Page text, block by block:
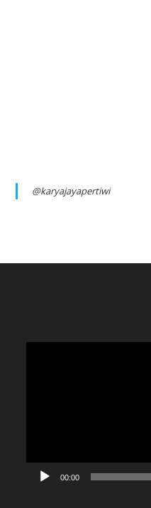
@karyajayapertiwi
00:00